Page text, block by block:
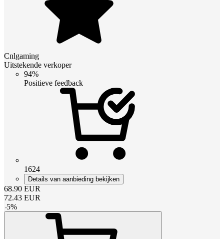
Cnlgaming
Uitstekende verkoper
94%
Positieve feedback
1624
Details van aanbieding bekijken
68.90 EUR
72.43 EUR
-5%